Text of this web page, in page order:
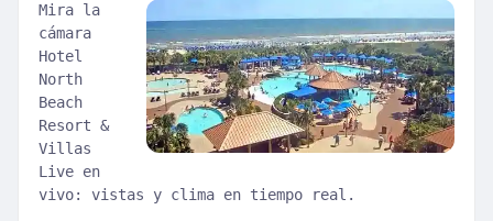
Mira la
cámara
Hotel
North
Beach
Resort &
Villas
Live en
vivo: vistas y clima en tiempo real.